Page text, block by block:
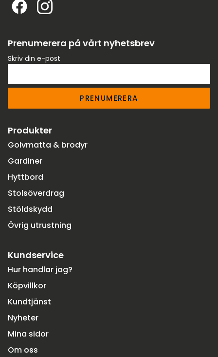
Prenumerera på vårt nyhetsbrev
Skriv din e-post
PRENUMERERA
Produkter
Golvmatta & brodyr
Gardiner
Hyttbord
Stolsöverdrag
Stöldskydd
Övrig utrustning
Kundservice
Hur handlar jag?
Köpvillkor
Kundtjänst
Nyheter
Mina sidor
Om oss